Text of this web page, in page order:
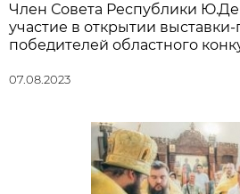
Член Совета Республики
участие в открытии
победителей областного
07.08.2023